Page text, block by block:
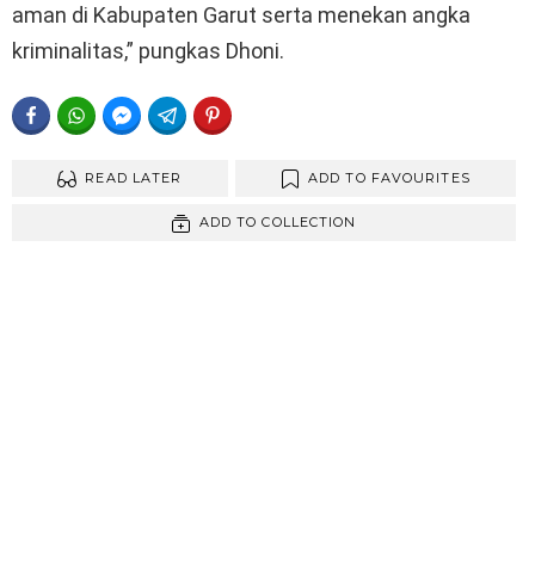
aman di Kabupaten Garut serta menekan angka
kriminalitas,” pungkas Dhoni.
FACEBOOKWHATSAPPFACEBOOK MESSENGER
TELEGRAM
READ LATER ADD TO FAVOURITES
ADD TO COLLECTION